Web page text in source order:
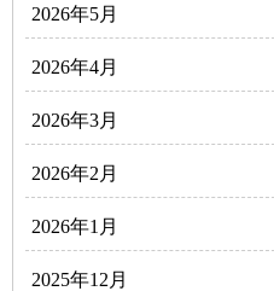
2026年5月
2026年4月
2026年3月
2026年2月
2026年1月
2025年12月